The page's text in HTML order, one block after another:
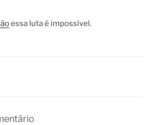
essa luta é impossível.